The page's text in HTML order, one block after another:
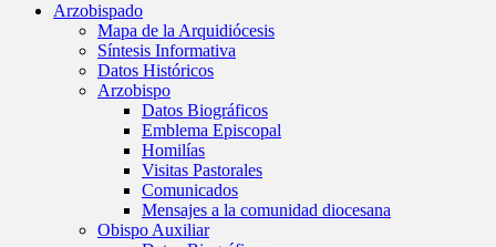
Arzobispado
Mapa de la Arquidiócesis
Síntesis Informativa
Datos Históricos
Arzobispo
Datos Biográficos
Emblema Episcopal
Homilías
Visitas Pastorales
Comunicados
Mensajes a la comunidad diocesana
Obispo Auxiliar